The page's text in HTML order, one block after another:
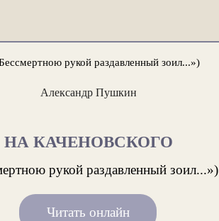
рукой раздавленный зоил...»)
Александр Пушкин
НА КАЧЕНОВСКОГО
рукой раздавленный зоил...»)
Читать онлайн